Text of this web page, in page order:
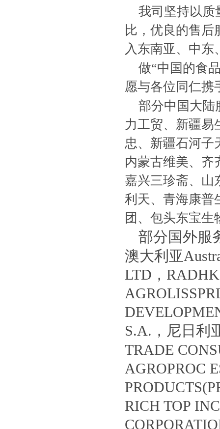
我司坚持以质
比，优良的售
入东南亚、中
做“中国的食
愿与各位同仁携
部分中国大陆
力工贸、新疆易
忠、新疆石河子
内蒙古维美、齐
嘉兴三珍斋、山
利天、青海康普
团、包头东宝
部分国外服
澳大利亚
LTD，
S.A.，尼日利
TRADE
AGROPROC
RICH TOP